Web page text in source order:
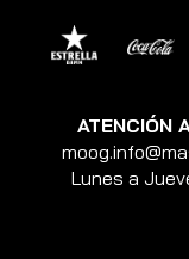
ATENCIÓN
Lunes a